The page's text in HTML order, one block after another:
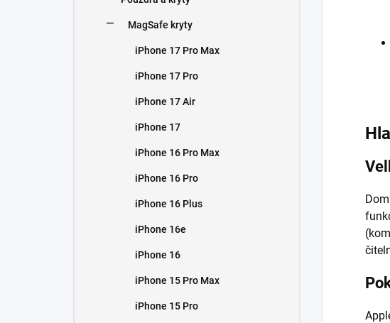
MagSafe kryty
iPhone 17 Pro Max
iPhone 17 Pro
iPhone 17 Air
iPhone 17
iPhone 16 Pro Max
iPhone 16 Pro
iPhone 16 Plus
iPhone 16e
iPhone 16
iPhone 15 Pro Max
iPhone 15 Pro